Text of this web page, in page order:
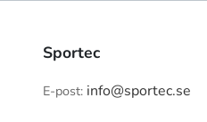
Sportec
E-post: info@sportec.se